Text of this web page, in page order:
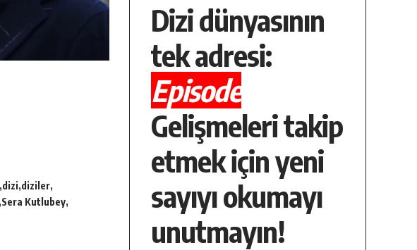
dizi diziler
Sera Kutlubey
Dizi dünyasının
tek adresi:
Episode
Gelişmeleri takip
etmek için yeni
sayıyı okumayı
unutmayın!